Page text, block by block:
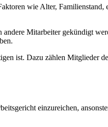
wie Alter,
andere Mitarbeiter gekündigt
ist. Dazu zählen Mitglieder
einzureichen,